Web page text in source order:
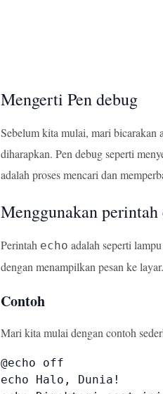
Mengerti Pen debug
Sebelum kita mulai, mari bicarakan
diharapkan. Pen debug seperti
adalah proses mencari dan
Menggunakan perintah
Perintah echo adalah seperti
dengan menampilkan pesan ke layar.
Contoh
Mari kita mulai dengan contoh
@echo off
echo Halo, Dunia!